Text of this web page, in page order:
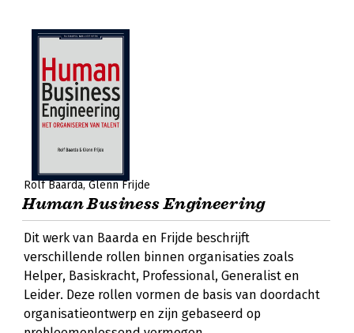
Rolf Baarda Glenn Frijde
Human Business Engineering
Dit werk van Baarda en Frijde beschrijft
verschillende rollen binnen organisaties zoals
Helper, Basiskracht, Professional, Generalist en
Leider. Deze rollen vormen de basis van doordacht
organisatieontwerp en zijn gebaseerd op